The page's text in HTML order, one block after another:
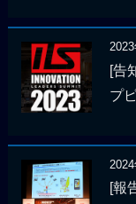
[告
プ
[報